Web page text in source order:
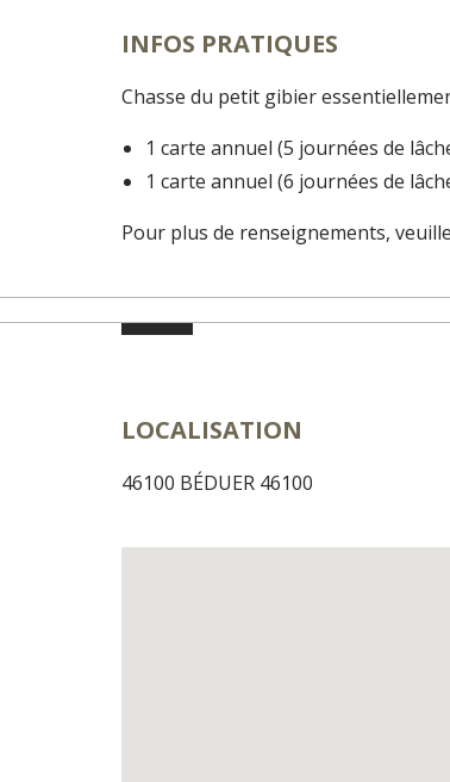
INFOS PRATIQUES
Chasse du petit gibier
1 carte annuel (5 journées de
1 carte annuel (6 journées de
Pour plus de renseignements,
LOCALISATION
46100 BÉDUER 46100